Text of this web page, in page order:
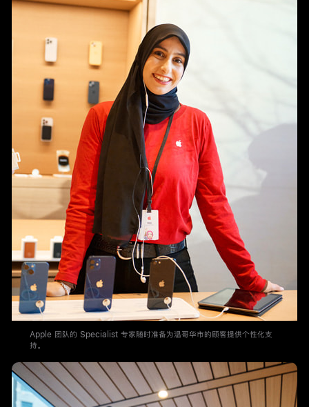
Apple 团队的 Specialist 专家随时准备为温哥华市的顾客提供个性化支
持。